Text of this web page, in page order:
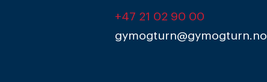
+47 21 02 90 00
gymogturn@gymogturn.no